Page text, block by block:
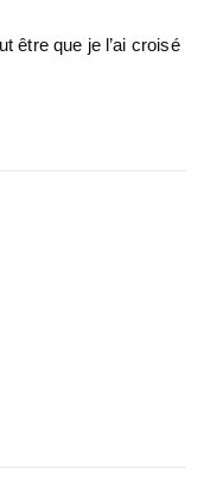
être que je l’ai croisé